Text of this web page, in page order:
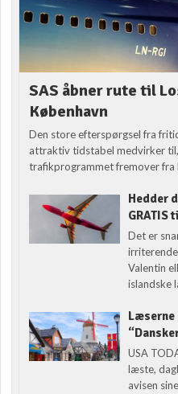
SAS åbner rute til
København
Den store efterspørgsel fra
attraktiv tidstabel medvirker
trafikprogrammet fremover fra
Hedder
GRATIS
Det er
Valentin
islandske
Læserne
USA
læste,
avisen